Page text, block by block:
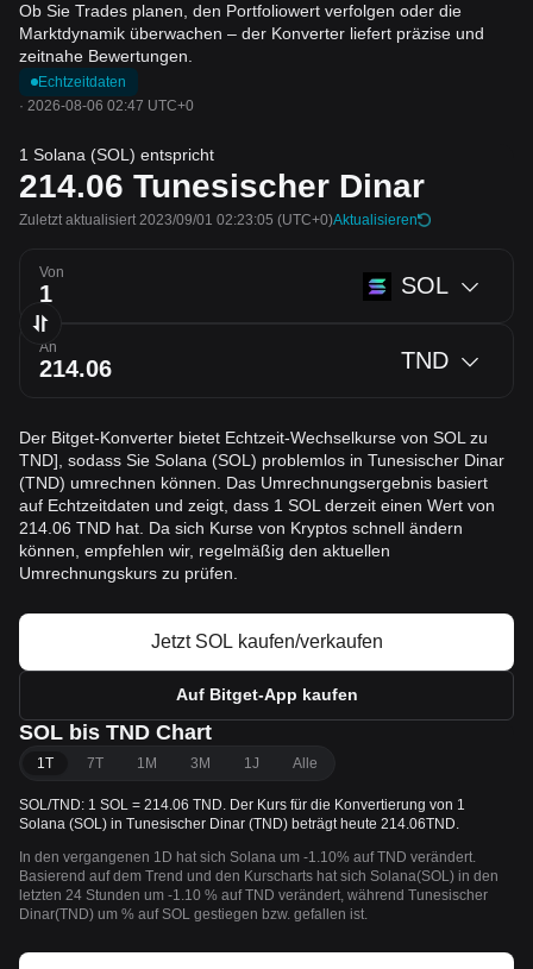
Ob Sie Trades planen, den Portfoliowert verfolgen oder die
Marktdynamik überwachen – der Konverter liefert präzise und
zeitnahe Bewertungen.
Echtzeitdaten
· 2026-08-06 02:47 UTC+0
1 Solana (SOL) entspricht
214.06 Tunesischer Dinar
Zuletzt aktualisiert 2023/09/01 02:23:05 (UTC+0)Aktualisieren
Von SOL
An TND
Der Bitget-Konverter bietet Echtzeit-Wechselkurse von SOL zu
TND], sodass Sie Solana (SOL) problemlos in Tunesischer Dinar
(TND) umrechnen können. Das Umrechnungsergebnis basiert
auf Echtzeitdaten und zeigt, dass 1 SOL derzeit einen Wert von
214.06 TND hat. Da sich Kurse von Kryptos schnell ändern
können, empfehlen wir, regelmäßig den aktuellen
Umrechnungskurs zu prüfen.
Jetzt SOL kaufen/verkaufen
Auf Bitget-App kaufen
SOL bis TND Chart
1T 7T 1M 3M 1J Alle
SOL/TND: 1 SOL = 214.06 TND. Der Kurs für die Konvertierung von 1
Solana (SOL) in Tunesischer Dinar (TND) beträgt heute 214.06TND.
In den vergangenen 1D hat sich Solana um -1.10% auf TND verändert.
Basierend auf dem Trend und den Kurscharts hat sich Solana(SOL) in den
letzten 24 Stunden um -1.10 % auf TND verändert, während Tunesischer
Dinar(TND) um % auf SOL gestiegen bzw. gefallen ist.